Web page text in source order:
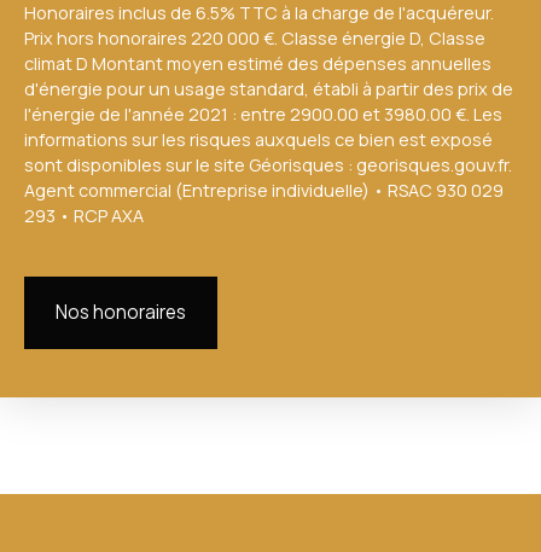
Honoraires inclus de 6.5% TTC à la charge de l'acquéreur.
Prix hors honoraires 220 000 €. Classe énergie D, Classe
climat D Montant moyen estimé des dépenses annuelles
d'énergie pour un usage standard, établi à partir des prix de
l'énergie de l'année 2021 : entre 2900.00 et 3980.00 €. Les
informations sur les risques auxquels ce bien est exposé
sont disponibles sur le site Géorisques : georisques.gouv.fr.
Agent commercial (Entreprise individuelle) • RSAC 930 029
293 • RCP AXA
Nos honoraires